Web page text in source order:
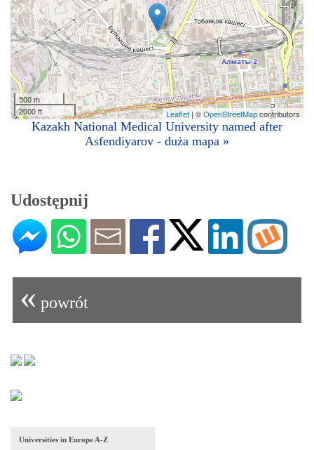
Universities in Europe A-Z
500 m
2000 ft
Leaflet | ©OpenStreetMapcontributors
Kazakh National Medical University named after
Asfendiyarov - duża mapa »
Udostępnij
« powrót